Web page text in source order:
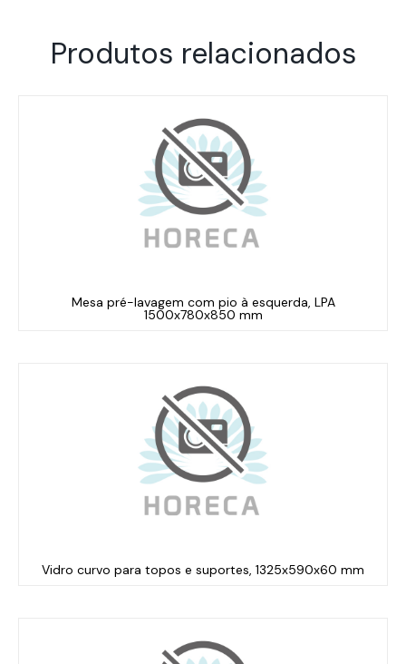
Produtos relacionados
Mesa pré-lavagem com pio à esquerda, LPA
1500x780x850 mm
Vidro curvo para topos e suportes, 1325x590x60 mm